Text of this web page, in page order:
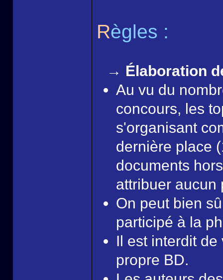
Règles :
→ Élaboration
Au vu du
concours, les
s'organisant
dernière place
documents
attribuer aucun
On peut bien
participé à la
Il est interdit
propre BD.